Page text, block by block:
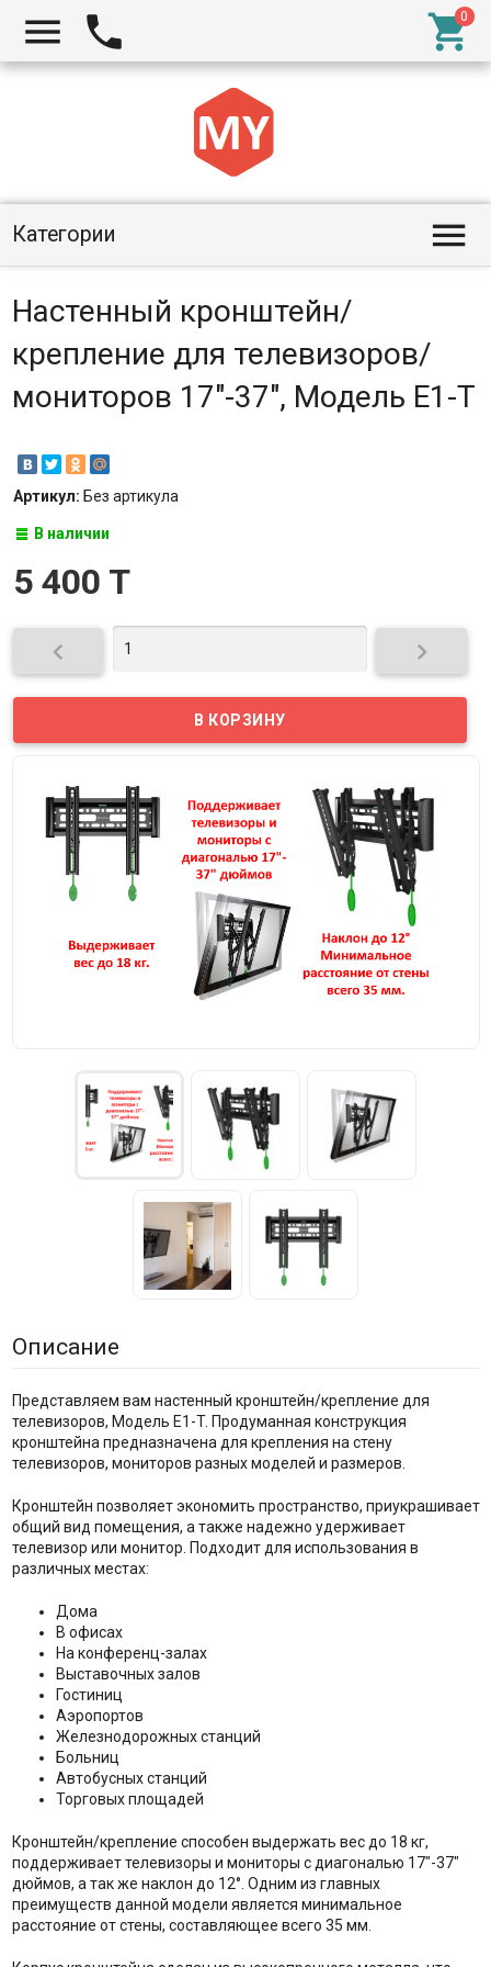
  
Категории 
Настенный кронштейн/
крепление для телевизоров/
мониторов 17"-37", Модель E1-T
Артикул: Без артикула
В наличии
5 400 T
 
Описание
Представляем вам настенный кронштейн/крепление для
телевизоров, Модель E1-T. Продуманная конструкция
кронштейна предназначена для крепления на стену
телевизоров, мониторов разных моделей и размеров.
Кронштейн позволяет экономить пространство, приукрашивает
общий вид помещения, а также надежно удерживает
телевизор или монитор. Подходит для использования в
различных местах:
Дома
В офисах
На конференц-залах
Выставочных залов
Гостиниц
Аэропортов
Железнодорожных станций
Больниц
Автобусных станций
Торговых площадей
Кронштейн/крепление способен выдержать вес до 18 кг,
поддерживает телевизоры и мониторы с диагональю 17"-37"
дюймов, а так же наклон до 12°. Одним из главных
преимуществ данной модели является минимальное
расстояние от стены, составляющее всего 35 мм.